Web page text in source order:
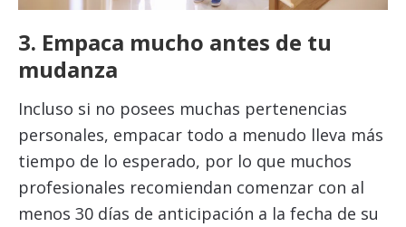
3. Empaca mucho antes de tu
mudanza
Incluso si no posees muchas pertenencias
personales, empacar todo a menudo lleva más
tiempo de lo esperado, por lo que muchos
profesionales recomiendan comenzar con al
menos 30 días de anticipación a la fecha de su